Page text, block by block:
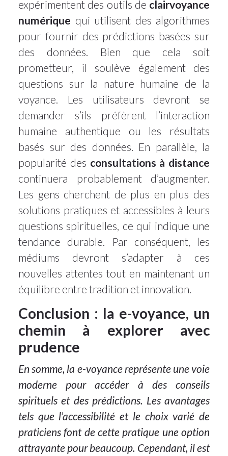
expérimentent des outils de clairvoyance
numérique qui utilisent des algorithmes
pour fournir des prédictions basées sur
des données. Bien que cela soit
prometteur, il soulève également des
questions sur la nature humaine de la
voyance. Les utilisateurs devront se
demander s’ils préfèrent l’interaction
humaine authentique ou les résultats
basés sur des données. En parallèle, la
popularité des consultations à distance
continuera probablement d’augmenter.
Les gens cherchent de plus en plus des
solutions pratiques et accessibles à leurs
questions spirituelles, ce qui indique une
tendance durable. Par conséquent, les
médiums devront s’adapter à ces
nouvelles attentes tout en maintenant un
équilibre entre tradition et innovation.
Conclusion : la e-voyance, un
chemin à explorer avec
prudence
En somme, la e-voyance représente une voie
moderne pour accéder à des conseils
spirituels et des prédictions. Les avantages
tels que l’accessibilité et le choix varié de
praticiens font de cette pratique une option
attrayante pour beaucoup. Cependant, il est